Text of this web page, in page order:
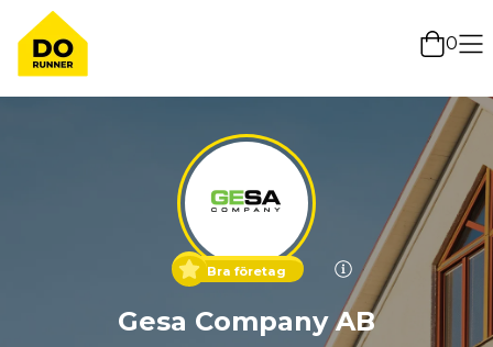
0
Bra företag
Gesa Company AB